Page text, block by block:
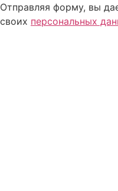
Отправляя форму, вы
своих персональных